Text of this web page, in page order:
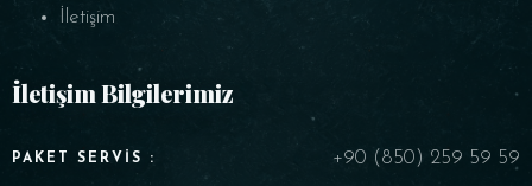
İletişim
İletişim Bilgilerimiz
PAKET SERVIS : +90 (850) 259 59 59